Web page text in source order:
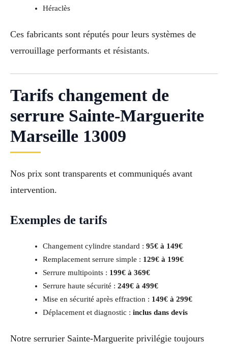
Héraclès
Ces fabricants sont réputés pour leurs systèmes de
verrouillage performants et résistants.
Tarifs changement de
serrure Sainte-Marguerite
Marseille 13009
Nos prix sont transparents et communiqués avant
intervention.
Exemples de tarifs
Changement cylindre standard : 95€ à 149€
Remplacement serrure simple : 129€ à 199€
Serrure multipoints : 199€ à 369€
Serrure haute sécurité : 249€ à 499€
Mise en sécurité après effraction : 149€ à 299€
Déplacement et diagnostic : inclus dans devis
Notre serrurier Sainte-Marguerite privilégie toujours